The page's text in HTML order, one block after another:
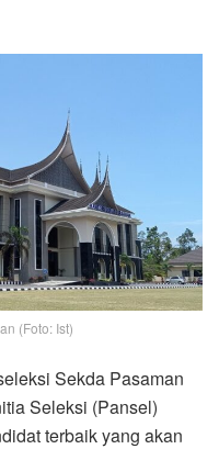
(Foto: Ist)
Sekda Pasaman
Seleksi (Pansel)
terbaik yang akan